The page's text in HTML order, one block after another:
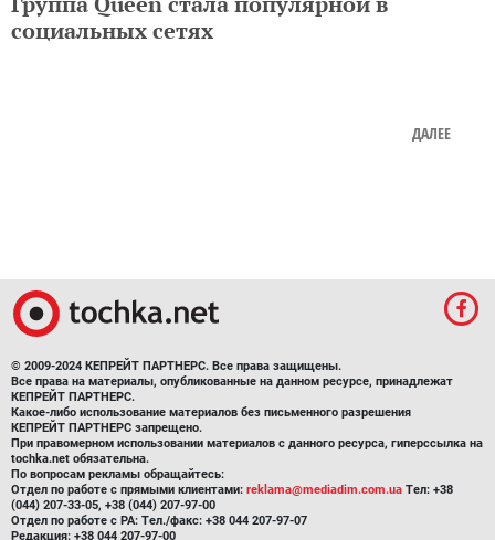
социальных сетях
ДАЛЕЕ
© 2009-2024 КЕПРЕЙТ ПАРТНЕРС. Все права защищены.
Все права на материалы, опубликованные на данном ресурсе, принадлежат
КЕПРЕЙТ ПАРТНЕРС.
Какое-либо использование материалов без письменного разрешения
КЕПРЕЙТ ПАРТНЕРС запрещено.
При правомерном использовании материалов с данного ресурса, гиперссылка на
tochka.net обязательна.
По вопросам рекламы обращайтесь:
Отдел по работе с прямыми клиентами: reklama@mediadim.com.ua Тел: +38
(044) 207-33-05, +38 (044) 207-97-00
Отдел по работе с РА: Тел./факс: +38 044 207-97-07
Редакция: +38 044 207-97-00